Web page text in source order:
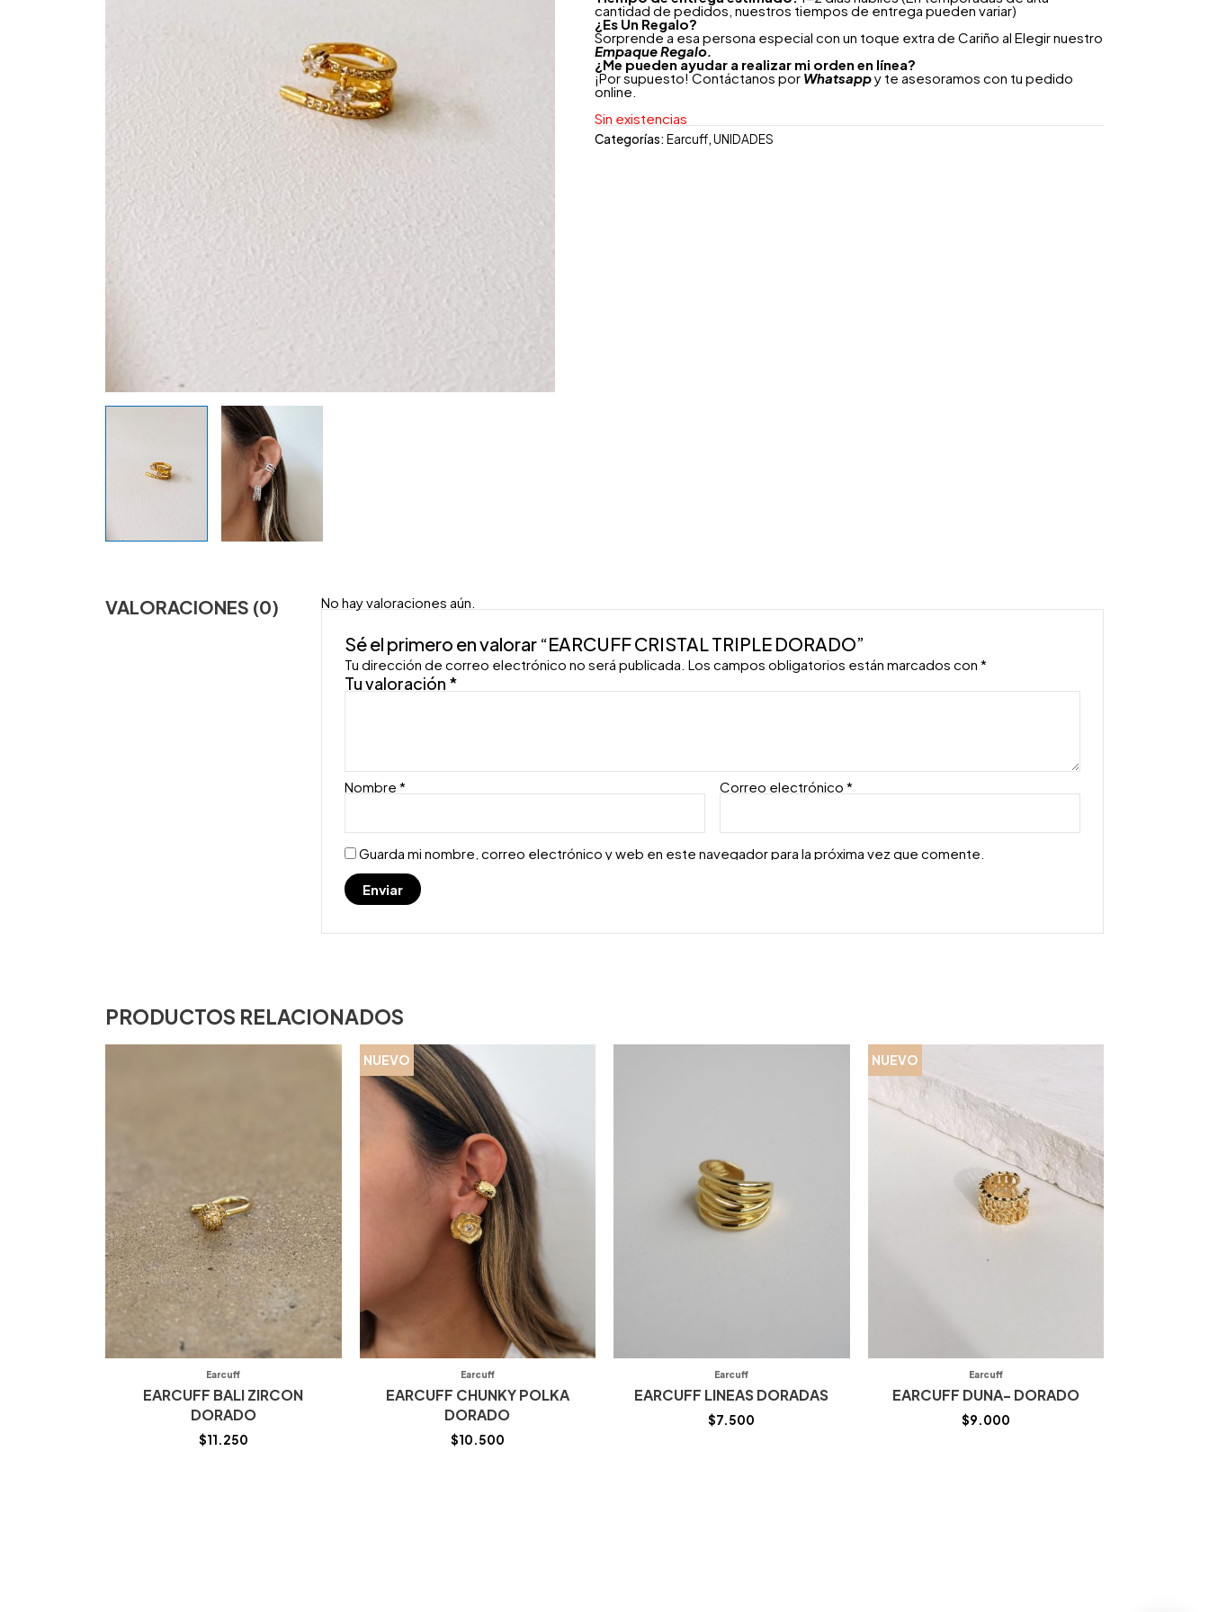
cantidad de pedidos, nuestros tiempos de entrega pueden variar)
¿ Es Un Regalo?
Sorprende a esa persona especial con un toque extra de Cariño al Elegir nuestro
Empaque Regalo.
¿Me pueden ayudar a realizar mi orden en línea?
¡Por supuesto! Contáctanos por Whatsappy te asesoramos con tu pedido
online.
Sin existencias
Categorías: Earcuff,UNIDADES
VALORACIONES (0) No hay valoraciones aún.
Sé el primero en valorar “EARCUFF CRISTAL TRIPLE DORADO”
Tu dirección de correo electrónico no será publicada. Los campos obligatorios están marcados con*
Tu valoración *
Nombre* Correo electrónico*
Guarda mi nombre, correo electrónico y web en este navegador para la próxima vez que comente.
PRODUCTOS RELACIONADOS
Earcuff
EARCUFF BALI ZIRCON
DORADO
$11.250
NUEVO
Earcuff
EARCUFF CHUNKY POLKA
DORADO
$10.500
Earcuff
EARCUFF LINEAS DORADAS
$7.500
NUEVO
Earcuff
EARCUFF DUNA- DORADO
$9.000